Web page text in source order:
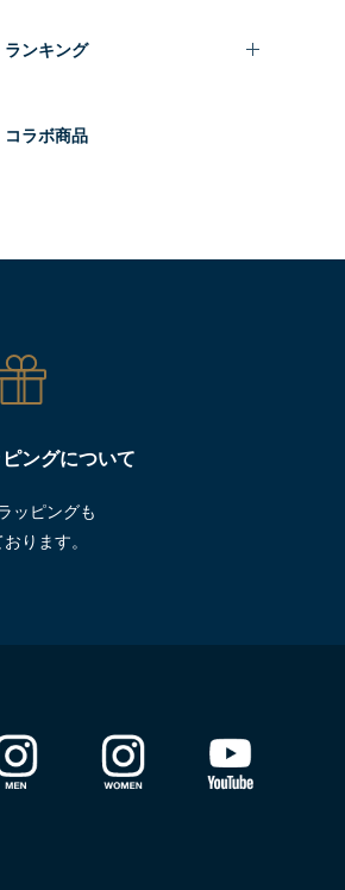
ランキング
コラボ商品
ングについて
ッピングも
ります。